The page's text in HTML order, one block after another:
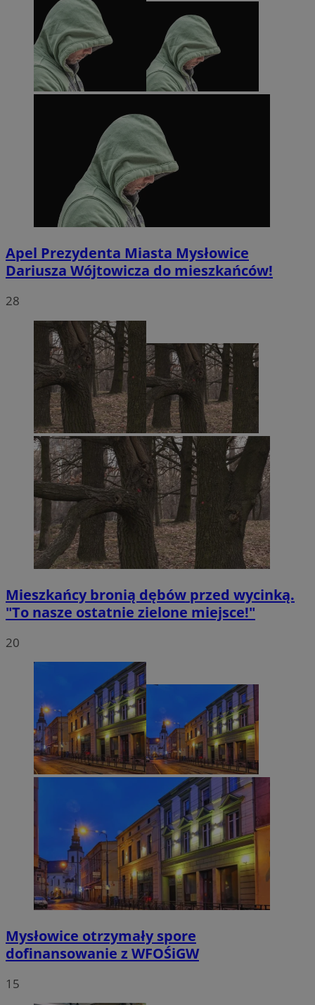
Apel Prezydenta Miasta Mysłowice
Dariusza Wójtowicza do mieszkańców!
28
Mieszkańcy bronią dębów przed wycinką.
"To nasze ostatnie zielone miejsce!"
20
Mysłowice otrzymały spore
dofinansowanie z WFOŚiGW
15